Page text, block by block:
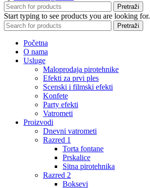
Pretraži
Start typing to see products you are looking for.
Pretraži
Početna
O nama
Usluge
Maloprodaja pirotehnike
Efekti za prvi ples
Scenski i filmski efekti
Konfete
Party efekti
Vatrometi
Proizvodi
Dnevni vatrometi
Razred 1
Torta fontane
Prskalice
Sitna pirotehnika
Razred 2
Boksevi